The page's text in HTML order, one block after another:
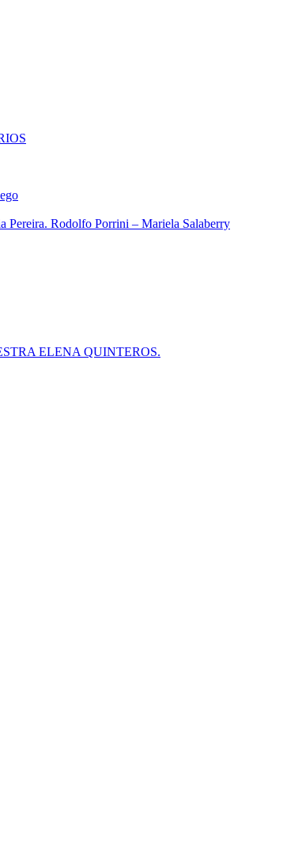
Pereira. Rodolfo Porrini – Mariela Salaberry
ELENA QUINTEROS.